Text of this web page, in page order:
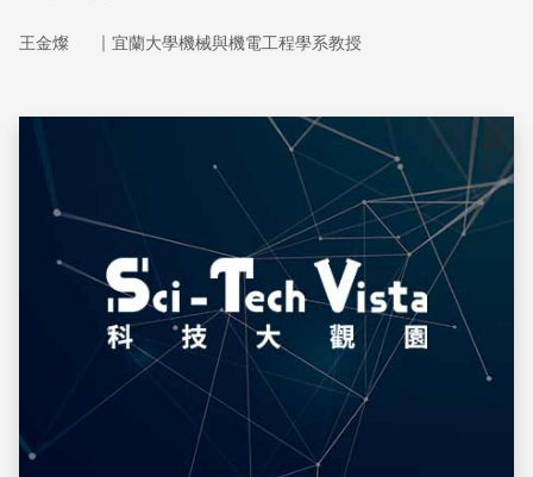
王金燦 ｜ 宜蘭大學機械與機電工程學系教授
儲存